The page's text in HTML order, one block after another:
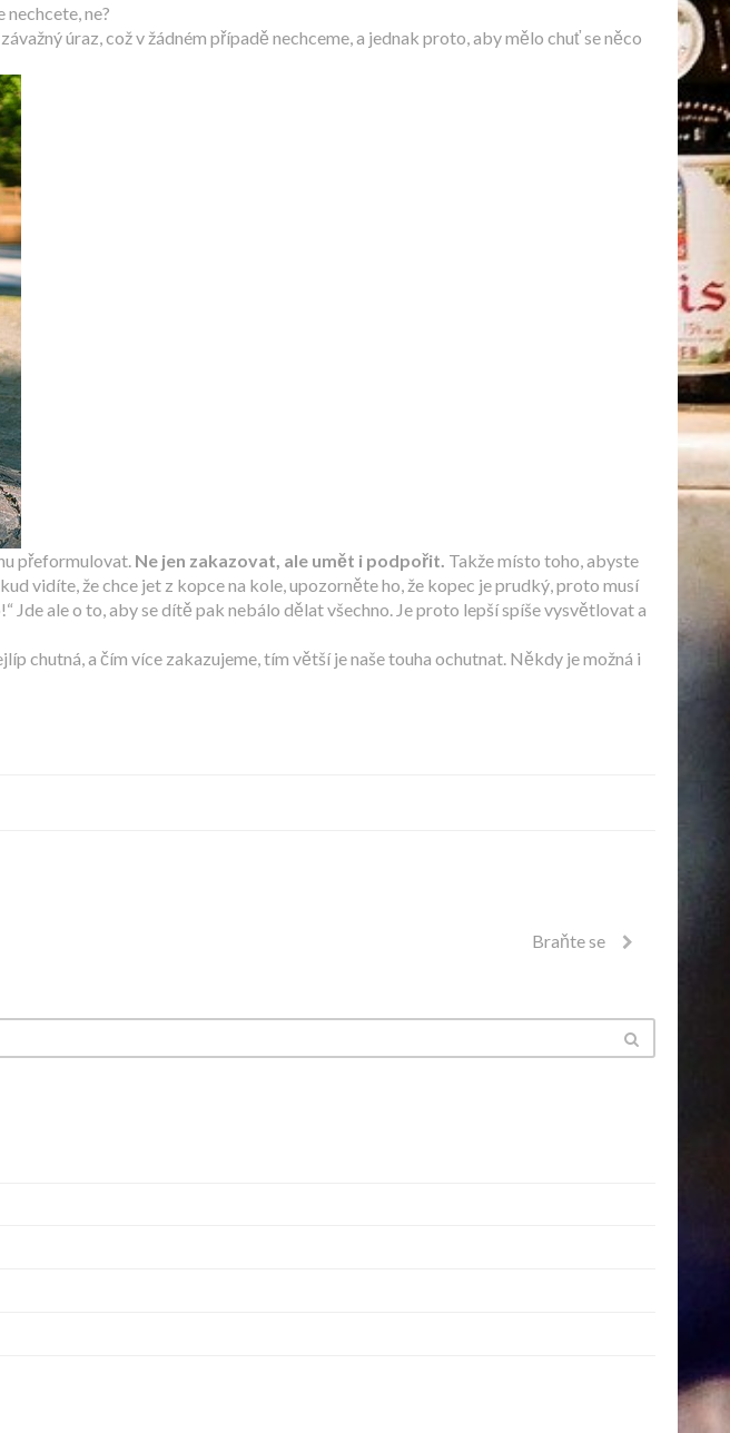
ne?
úraz, což v žádném případě nechceme, a jednak proto, aby mělo chuť se něco
přeformulovat. Ne jen zakazovat, ale umět i podpořit. Takže místo toho, abyste
vidíte, že chce jet z kopce na kole, upozorněte ho, že kopec je prudký, proto musí
ale o to, aby se dítě pak nebálo dělat všechno. Je proto lepší spíše vysvětlovat a
chutná, a čím více zakazujeme, tím větší je naše touha ochutnat. Někdy je možná i
Braňte se